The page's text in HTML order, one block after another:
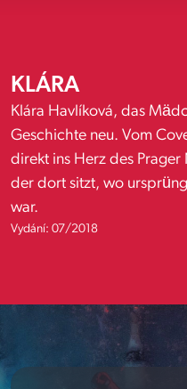
KLÁRA
Klára Havlíková, das
Geschichte neu. Vom
direkt ins Herz des
der dort sitzt, wo
war.
Vydání: 07/2018